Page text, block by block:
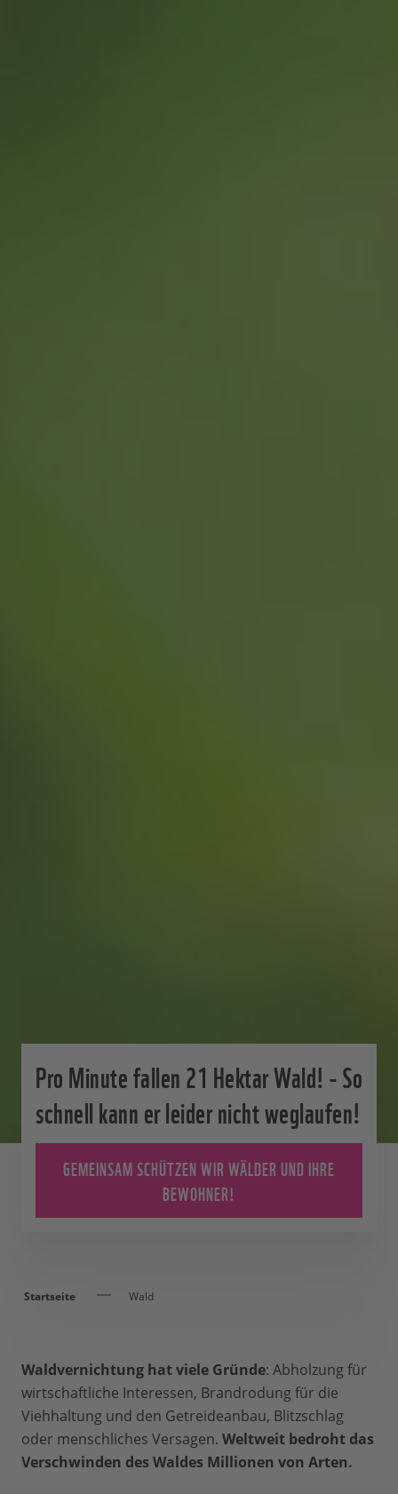
Pro Minute fallen 21 Hektar Wald! - So
schnell kann er leider nicht weglaufen!
GEMEINSAM SCHÜTZEN WIR WÄLDER UND IHRE
BEWOHNER!
Startseite Wald
Waldvernichtung hat viele Gründe: Abholzung für
wirtschaftliche Interessen, Brandrodung für die
Viehhaltung und den Getreideanbau, Blitzschlag
oder menschliches Versagen. Weltweit bedroht das
Verschwinden des Waldes Millionen von Arten.